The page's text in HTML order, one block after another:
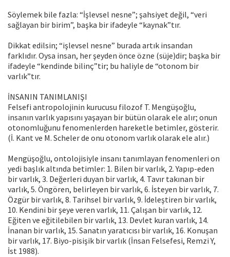
Söylemek bile fazla: “İşlevsel nesne”; şahsiyet değil, “veri
sağlayan bir birim”, başka bir ifadeyle “kaynak”tır.
Dikkat edilsin; “işlevsel nesne” burada artık insandan
farklıdır. Oysa insan, her şeyden önce özne (süje)dir; başka bir
ifadeyle “kendinde bilinç”tir; bu haliyle de “otonom bir
varlık”tır.
İNSANIN TANIMLANIŞI
Felsefi antropolojinin kurucusu filozof T. Mengüşoğlu,
insanın varlık yapısını yaşayan bir bütün olarak ele alır; onun
otonomluğunu fenomenlerden hareketle betimler, gösterir.
(İ. Kant ve M. Scheler de onu otonom varlık olarak ele alır.)
Mengüşoğlu, ontolojisiyle insanı tanımlayan fenomenleri on
yedi başlık altında betimler: 1. Bilen bir varlık, 2. Yapıp-eden
bir varlık, 3. Değerleri duyan bir varlık, 4. Tavır takınan bir
varlık, 5. Öngören, belirleyen bir varlık, 6. İsteyen bir varlık, 7.
Özgür bir varlık, 8. Tarihsel bir varlık, 9. İdeleştiren bir varlık,
10. Kendini bir şeye veren varlık, 11. Çalışan bir varlık, 12.
Eğiten ve eğitilebilen bir varlık, 13. Devlet kuran varlık, 14.
İnanan bir varlık, 15. Sanatın yaratıcısı bir varlık, 16. Konuşan
bir varlık, 17. Biyo-pisişik bir varlık (İnsan Felsefesi, Remzi Y,
İst 1988).